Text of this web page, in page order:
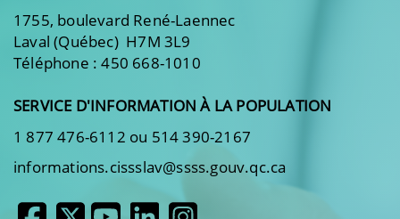
1755, boulevard René-Laennec
Laval (Québec) H7M 3L9
Téléphone : 450 668-1010
SERVICE D'INFORMATION À LA POPULATION
1 877 476-6112 ou 514 390-2167
informations.cissslav@ssss.gouv.qc.ca